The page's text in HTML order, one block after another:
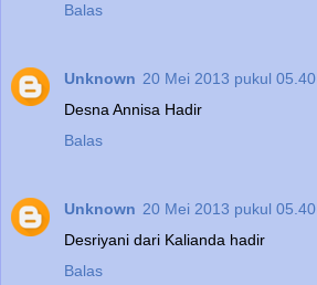
Balas
Unknown 20 Mei 2013 pukul 05.40
Desna Annisa Hadir
Balas
Unknown 20 Mei 2013 pukul 05.40
Desriyani dari Kalianda hadir
Balas